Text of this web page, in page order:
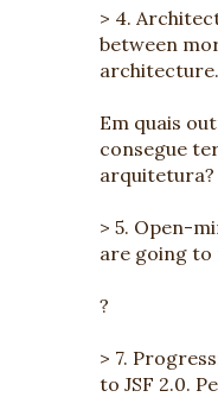
> 4.
between
architecture.
Em quais
consegue
arquitetura?
> 5. Open-
are going to
?
> 7.
to JSF 2.0.